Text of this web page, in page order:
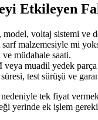
Etkileyen
model, voltaj sistemi ve
sarf malzemesiyle mi
müdahale saati.
muadil yedek
test sürüşü ve
tek fiyat
yerinde ek işlem